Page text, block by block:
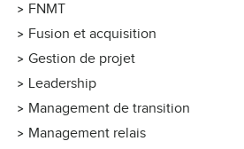
FNMT
Fusion et acquisition
Gestion de projet
Leadership
Management de transition
Management relais